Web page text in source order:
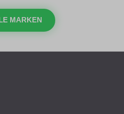
MARKEN